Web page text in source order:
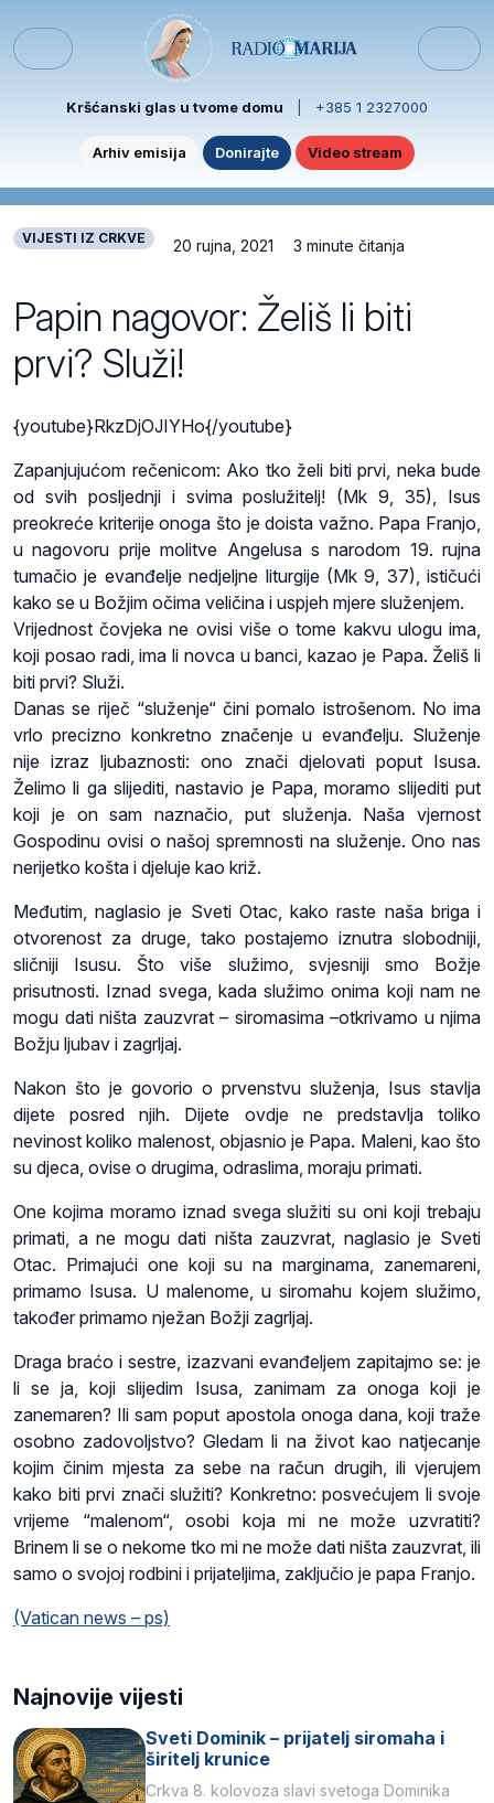
Menu
Kršćanski glas u tvome domu +385 1 2327000
Arhiv emisija Donirajte Video stream
VIJESTI IZ CRKVE 20 rujna, 2021 3 minute čitanja
Papin nagovor: Želiš li biti
prvi? Služi!
{youtube}RkzDjOJIYHo{/youtube}
Zapanjujućom rečenicom: Ako tko želi biti prvi, neka bude
od svih posljednji i svima poslužitelj! (Mk 9, 35), Isus
preokreće kriterije onoga što je doista važno. Papa Franjo,
u nagovoru prije molitve Angelusa s narodom 19. rujna
tumačio je evanđelje nedjeljne liturgije (Mk 9, 37), ističući
kako se u Božjim očima veličina i uspjeh mjere služenjem.
Vrijednost čovjeka ne ovisi više o tome kakvu ulogu ima,
koji posao radi, ima li novca u banci, kazao je Papa. Želiš li
biti prvi? Služi.
Danas se riječ “služenje“ čini pomalo istrošenom. No ima
vrlo precizno konkretno značenje u evanđelju. Služenje
nije izraz ljubaznosti: ono znači djelovati poput Isusa.
Želimo li ga slijediti, nastavio je Papa, moramo slijediti put
koji je on sam naznačio, put služenja. Naša vjernost
Gospodinu ovisi o našoj spremnosti na služenje. Ono nas
nerijetko košta i djeluje kao križ.
Međutim, naglasio je Sveti Otac, kako raste naša briga i
otvorenost za druge, tako postajemo iznutra slobodniji,
sličniji Isusu. Što više služimo, svjesniji smo Božje
prisutnosti. Iznad svega, kada služimo onima koji nam ne
mogu dati ništa zauzvrat – siromasima –otkrivamo u njima
Božju ljubav i zagrljaj.
Nakon što je govorio o prvenstvu služenja, Isus stavlja
dijete posred njih. Dijete ovdje ne predstavlja toliko
nevinost koliko malenost, objasnio je Papa. Maleni, kao što
su djeca, ovise o drugima, odraslima, moraju primati.
One kojima moramo iznad svega služiti su oni koji trebaju
primati, a ne mogu dati ništa zauzvrat, naglasio je Sveti
Otac. Primajući one koji su na marginama, zanemareni,
primamo Isusa. U malenome, u siromahu kojem služimo,
također primamo nježan Božji zagrljaj.
Draga braćo i sestre, izazvani evanđeljem zapitajmo se: je
li se ja, koji slijedim Isusa, zanimam za onoga koji je
zanemaren? Ili sam poput apostola onoga dana, koji traže
osobno zadovoljstvo? Gledam li na život kao natjecanje
kojim činim mjesta za sebe na račun drugih, ili vjerujem
kako biti prvi znači služiti? Konkretno: posvećujem li svoje
vrijeme “malenom“, osobi koja mi ne može uzvratiti?
Brinem li se o nekome tko mi ne može dati ništa zauzvrat, ili
samo o svojoj rodbini i prijateljima, zaključio je papa Franjo.
(Vatican news – ps)
Najnovije vijesti
Sveti Dominik – prijatelj siromaha i
širitelj krunice
Crkva 8. kolovoza slavi svetoga Dominika